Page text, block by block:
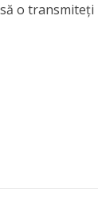
o transmiteți